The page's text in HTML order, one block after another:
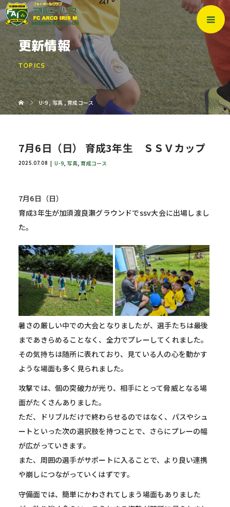
更新情報
TOPICS
U-9,写真,育成コース
7月6日（日） 育成3年生 ＳＳＶカップ
2025.07.08 U-9, 写真,育成コース
7月6日（日）
育成3年生が加須渡良瀬グラウンドでssv大会に出場しまし
た。
暑さの厳しい中での大会となりましたが、選手たちは最後
まであきらめることなく、全力でプレーしてくれました。
その気持ちは随所に表れており、見ている人の心を動かす
ような場面も多く見られました。
攻撃では、個の突破力が光り、相手にとって脅威となる場
面がたくさんありました。
ただ、ドリブルだけで終わらせるのではなく、パスやシュ
ートといった次の選択肢を持つことで、さらにプレーの幅
が広がっていきます。
また、周囲の選手がサポートに入ることで、より良い連携
や崩しにつながっていくはずです。
守備面では、簡単にかわされてしまう場面もありました